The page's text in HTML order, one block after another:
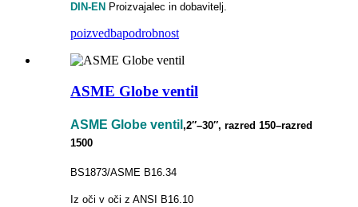
DIN-EN Proizvajalec in dobavitelj.
poizvedbapodrobnost
ASME Globe ventil
ASME Globe ventil ,2″–30″, razred 150–razred
1500
BS1873/ASME B16.34
Iz oči v oči z ANSI B16.10